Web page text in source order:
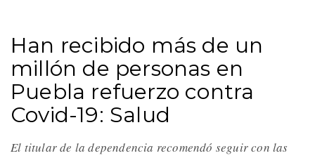
Han recibido más de un
millón de personas en
Puebla refuerzo contra
Covid-19: Salud
El titular de la dependencia recomendó seguir con las